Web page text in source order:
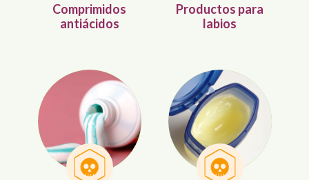
Comprimidos
antiácidos
Productos para
labios